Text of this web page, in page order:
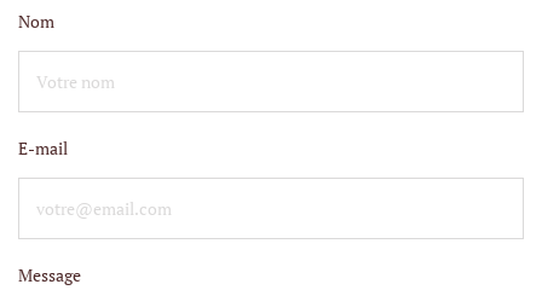
Nom
E-mail
Message